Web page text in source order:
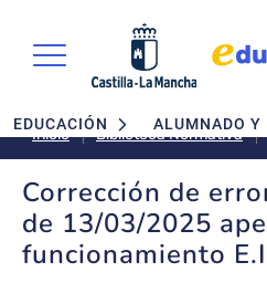
Navegación principal
EDUCACIÓN ALUMNADO Y
Inicio Biblioteca Normativa
Corrección de
de 13/03/2025
funcionamiento